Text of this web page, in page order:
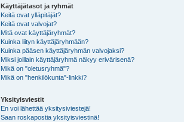
Käyttäjätasot ja ryhmät
Keitä ovat ylläpitäjät?
Keitä ovat valvojat?
Mitä ovat käyttäjäryhmät?
Kuinka liityn käyttäjäryhmään?
Kuinka pääsen käyttäjäryhmän valvojaksi?
Miksi joillain käyttäjäryhmä näkyy erivärisenä?
Mikä on "oletusryhmä"?
Mikä on "henkilökunta"-linkki?
Yksityisviestit
En voi lähettää yksitysiviestejä!
Saan roskapostia yksityisviestinä!